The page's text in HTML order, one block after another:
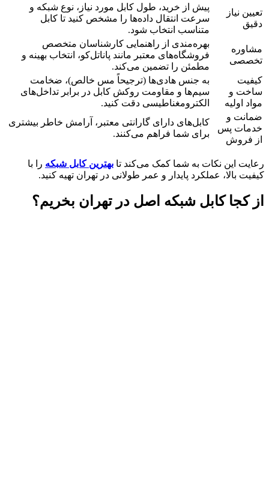
تعیین نیاز
دقیق
پیش از خرید، طول کابل مورد نیاز، نوع شبکه و
سرعت انتقال داده‌ها را مشخص کنید تا کابل
متناسب انتخاب شود.
مشاوره
تخصصی
بهره‌مندی از راهنمایی کارشناسان متخصص
فروشگاه‌های معتبر مانند پاناتل‌کو، انتخاب بهینه و
مطمئن را تضمین می‌کند.
کیفیت
ساخت و
مواد اولیه
به جنس هادی‌ها (ترجیحاً مس خالص)، ضخامت
سیم‌ها و مقاومت روکش کابل در برابر تداخل‌های
الکترومغناطیسی دقت کنید.
ضمانت و
خدمات پس
از فروش
کابل‌های دارای گارانتی معتبر، آرامش خاطر بیشتری
برای شما فراهم می‌کنند.
رعایت این نکات به شما کمک می‌کند تا بهترین کابل شبکه را با
کیفیت بالا، عملکرد پایدار و عمر طولانی در تهران تهیه کنید.
از کجا کابل شبکه اصل در تهران بخریم؟